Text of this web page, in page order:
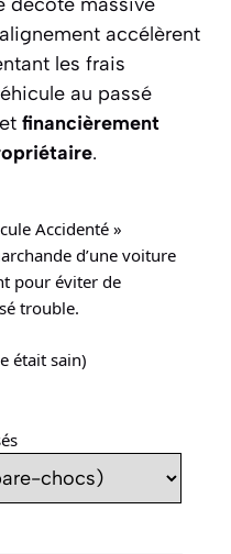
accélèrent
les frais
au passé
financièrement
.
Accidenté »
d’une voiture
pour éviter de
trouble.
était sain)